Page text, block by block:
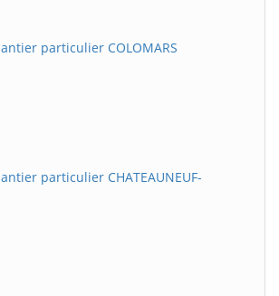
particulier COLOMARS
particulier CHATEAUNEUF-